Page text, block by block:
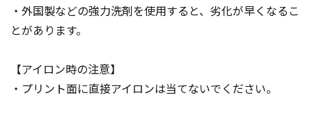
・外国製などの強力洗剤を使用すると、劣化が早くなるこ
とがあります。
【アイロン時の注意】
・プリント面に直接アイロンは当てないでください。